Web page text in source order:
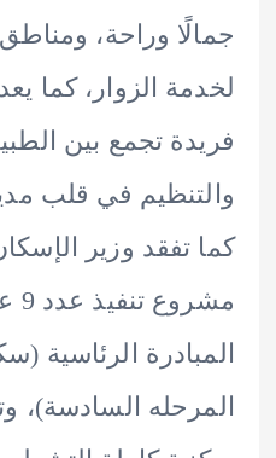
وراحة، ومناطق
الزوار، كما يعد
تجمع بين الطبيعة
في قلب مدينة
تفقد وزير الإسكان
مشروع تنفيذ عدد
الرئاسية (سكن كل